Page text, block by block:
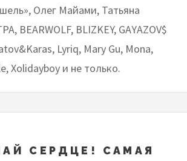
Олег Майами, Татьяна
BEARWOLF, BLIZKEY, GAYAZOV$
Lyriq, Mary Gu, Mona,
Xolidayboy и не только.
СЕРДЦЕ! САМАЯ